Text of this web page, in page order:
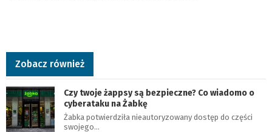
Zobacz również
Czy twoje żappsy są bezpieczne? Co wiadomo o
cyberataku na Żabkę
Żabka potwierdziła nieautoryzowany dostęp do części
swojego…